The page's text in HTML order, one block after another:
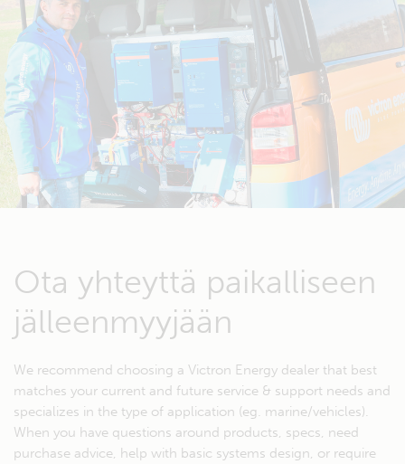
Ota yhteyttä paikalliseen
jälleenmyyjään
We recommend choosing a Victron Energy dealer that best
matches your current and future service & support needs and
specializes in the type of application (eg. marine/vehicles).
When you have questions around products, specs, need
purchase advice, help with basic systems design, or require